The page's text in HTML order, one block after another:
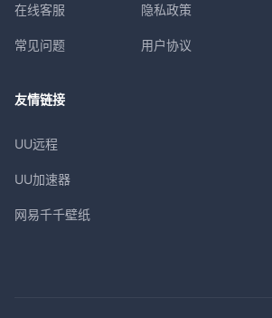
在线客服
常见问题
隐私政策
用户协议
友情链接
UU远程
UU加速器
网易千千壁纸